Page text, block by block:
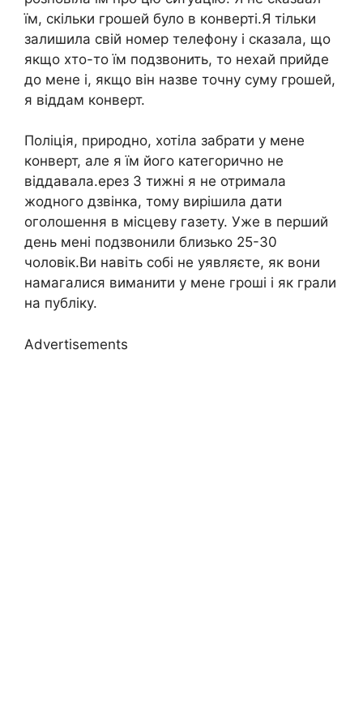
їм, скільки грошей було в конверті.Я тільки
залишила свій номер телефону і сказала, що
якщо хто-то їм подзвонить, то нехай прийде
до мене і, якщо він назве точну суму грошей,
я віддам конверт.
Поліція, природно, хотіла забрати у мене
конверт, але я їм його категорично не
віддавала.ерез 3 тижні я не отримала
жодного дзвінка, тому вирішила дати
оголошення в місцеву газету. Уже в перший
день мені подзвонили близько 25-30
чоловік.Ви навіть собі не уявляєте, як вони
намагалися виманити у мене гроші і як грали
на публіку.
Advertisements